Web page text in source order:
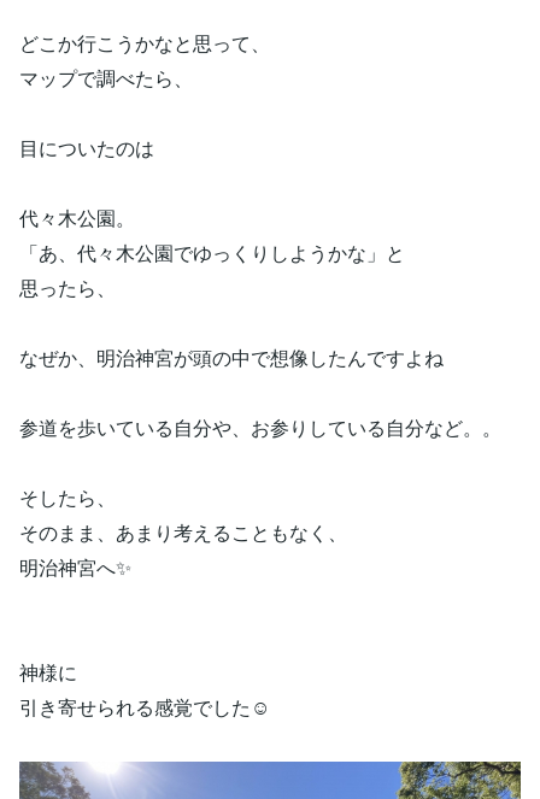
どこか行こうかなと思って、
マップで調べたら、
目についたのは
代々木公園。
「あ、代々木公園でゆっくりしようかな」と
思ったら、
なぜか、明治神宮が頭の中で想像したんですよね
参道を歩いている自分や、お参りしている自分など。。
そしたら、
そのまま、あまり考えることもなく、
明治神宮へ✨
神様に
引き寄せられる感覚でした☺️